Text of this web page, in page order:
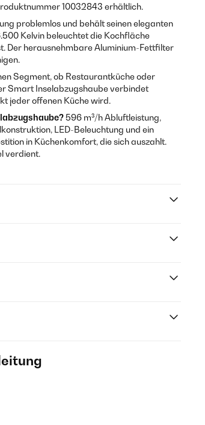
10032843 erhältlich.
problemlos und behält seinen eleganten
Kelvin beleuchtet die Kochfläche
Der herausnehmbare Aluminium-Fettfilter
Segment, ob Restaurantküche oder
Smart Inselabzugshaube verbindet
jeder offenen Küche wird.
596 m³/h Abluftleistung,
LED-Beleuchtung und ein
in Küchenkomfort, die sich auszahlt.
verdient.